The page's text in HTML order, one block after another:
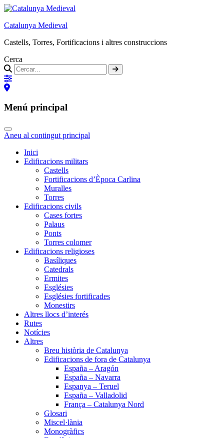
Catalunya Medieval
Castells, Torres, Fortificacions i altres construccions
Cerca
Menú principal
Aneu al contingut principal
Inici
Edificacions militars
Castells
Fortificacions d’Època Carlina
Muralles
Torres
Edificacions civils
Cases fortes
Palaus
Ponts
Torres colomer
Edificacions religioses
Basíliques
Catedrals
Ermites
Esglésies
Esglésies fortificades
Monestirs
Altres llocs d’interés
Rutes
Notícies
Altres
Breu història de Catalunya
Edificacions de fora de Catalunya
España – Aragón
España – Navarra
Espanya – Teruel
España – Valladolid
França – Catalunya Nord
Glosari
Miscel·lània
Monogràfics